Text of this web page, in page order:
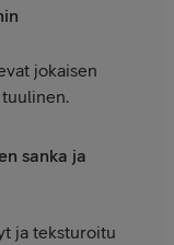
jokaisen
tuulinen.
sanka ja
ja teksturoitu